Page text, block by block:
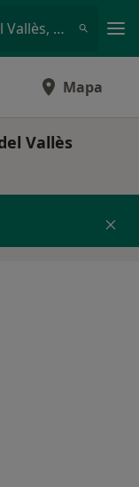
Oftalmólogo • Sant Quirze del Vallès, Barcelona
Mapa
Vallès